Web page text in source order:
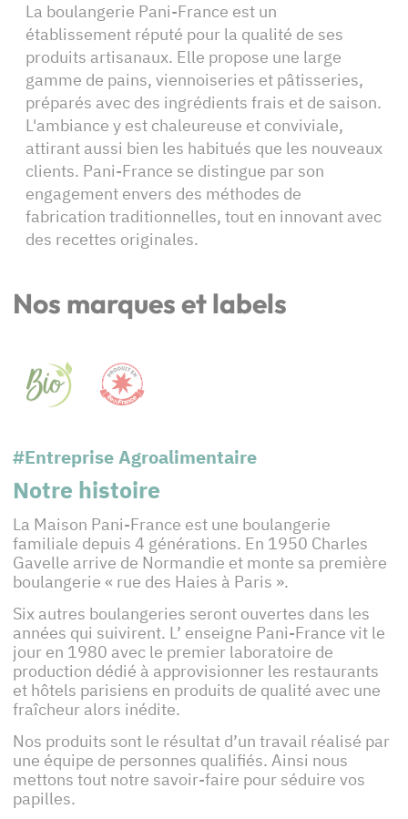
La boulangerie Pani-France est un
établissement réputé pour la qualité de ses
produits artisanaux. Elle propose une large
gamme de pains, viennoiseries et pâtisseries,
préparés avec des ingrédients frais et de saison.
L'ambiance y est chaleureuse et conviviale,
attirant aussi bien les habitués que les nouveaux
clients. Pani-France se distingue par son
engagement envers des méthodes de
fabrication traditionnelles, tout en innovant avec
des recettes originales.
Nos marques et labels
#Entreprise Agroalimentaire
Notre histoire
La Maison Pani-France est une boulangerie
familiale depuis 4 générations. En 1950 Charles
Gavelle arrive de Normandie et monte sa première
boulangerie « rue des Haies à Paris ».
Six autres boulangeries seront ouvertes dans les
années qui suivirent. L’ enseigne Pani-France vit le
jour en 1980 avec le premier laboratoire de
production dédié à approvisionner les restaurants
et hôtels parisiens en produits de qualité avec une
fraîcheur alors inédite.
Nos produits sont le résultat d’un travail réalisé par
une équipe de personnes qualifiés. Ainsi nous
mettons tout notre savoir-faire pour séduire vos
papilles.